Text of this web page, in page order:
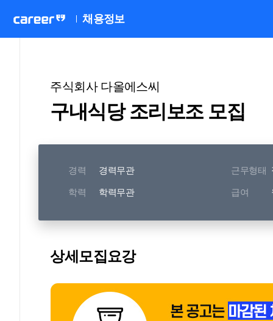
채용정보
주식회사 다올에스씨
구내식당 조리보조 모집
경력 경력무관 근무형태
학력 학력무관 급여
상세모집요강